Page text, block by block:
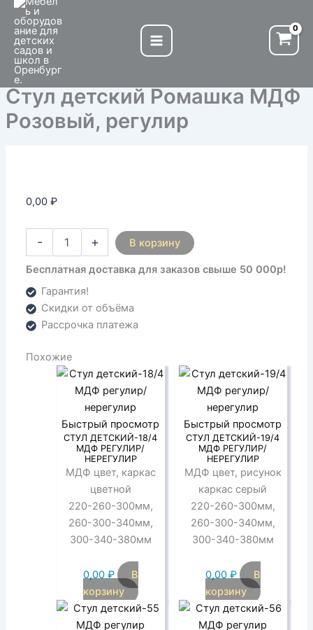
Перейти
содержимому
Стул детский Ромашка МДФ
Розовый, регулир
0,00₽
-
Количество
товара
Стул
детский
Ромашка
МДФ
Розовый,
регулир
+ В корзину
Бесплатная доставка для заказов свыше 50 000р!
Гарантия!
Скидки от объёма
Рассрочка платежа
Похожие
Быстрый просмотр
СТУЛ ДЕТСКИЙ-18/4
МДФ РЕГУЛИР/
НЕРЕГУЛИР
МДФ цвет, каркас
цветной
220-260-300мм,
260-300-340мм,
300-340-380мм
0,00 ₽
В
корзину
Быстрый просмотр
СТУЛ ДЕТСКИЙ-19/4
МДФ РЕГУЛИР/
НЕРЕГУЛИР
МДФ цвет, рисунок
каркас серый
220-260-300мм,
260-300-340мм,
300-340-380мм
0,00 ₽
В
корзину